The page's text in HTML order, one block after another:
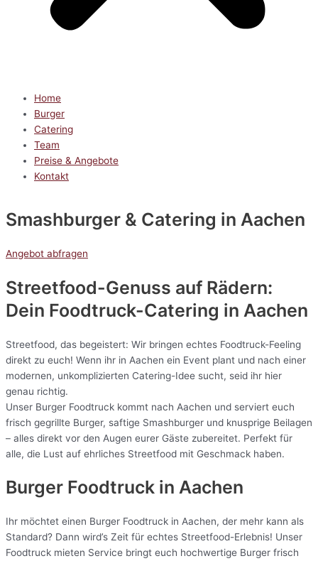
Home
Burger
Catering
Team
Preise & Angebote
Kontakt
Smashburger & Catering in Aachen
Angebot abfragen
Streetfood-Genuss auf Rädern:
Dein Foodtruck-Catering in Aachen
Streetfood, das begeistert: Wir bringen echtes Foodtruck-Feeling
direkt zu euch! Wenn ihr in Aachen ein Event plant und nach einer
modernen, unkomplizierten Catering-Idee sucht, seid ihr hier
genau richtig.
Unser Burger Foodtruck kommt nach Aachen und serviert euch
frisch gegrillte Burger, saftige Smashburger und knusprige Beilagen
– alles direkt vor den Augen eurer Gäste zubereitet. Perfekt für
alle, die Lust auf ehrliches Streetfood mit Geschmack haben.
Burger Foodtruck in Aachen
Ihr möchtet einen Burger Foodtruck in Aachen, der mehr kann als
Standard? Dann wird’s Zeit für echtes Streetfood-Erlebnis! Unser
Foodtruck mieten Service bringt euch hochwertige Burger frisch